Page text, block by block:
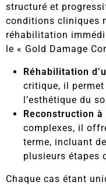
structuré et
conditions cliniques
réhabilitation
le « Gold Damage
Réhabilitation
critique, il permet
l’esthétique du
Reconstruction
complexes, il
terme, incluant
plusieurs étapes
Chaque cas étant